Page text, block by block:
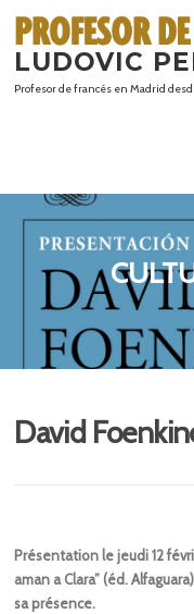
contenido
LUDOVIC
Profesor de francés en Madrid
David
Présentation le jeudi 12
aman a Clara” (éd.
sa présence.